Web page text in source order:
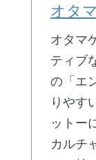
オタ
オタマ
ティブ
の「エ
りやす
ットー
カルチ